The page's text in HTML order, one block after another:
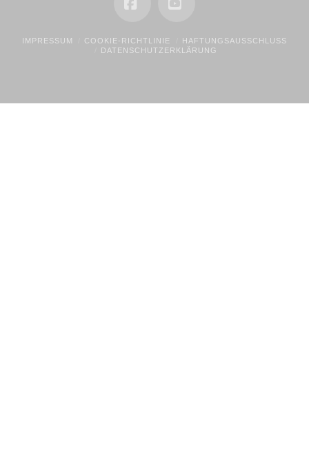
FacebookYouTube
IMPRESSUM COOKIE-RICHTLINIE
HAFTUNGSAUSSCHLUSS
DATENSCHUTZERKLÄRUNG